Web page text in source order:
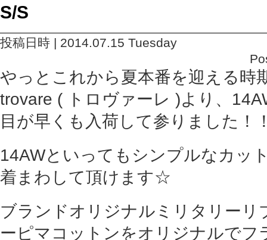
S/S
投稿日時 | 2014.07.15 Tuesday
やっとこれから夏本番を迎える時
trovare ( トロヴァーレ )より、
目が早くも入荷して参りました！
14AWといってもシンプルなカッ
着まわして頂けます☆
ブランドオリジナルミリタリーリ
ーピマコットンをオリジナルでフ